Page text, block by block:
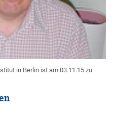
in Berlin ist am 03.11.15 zu